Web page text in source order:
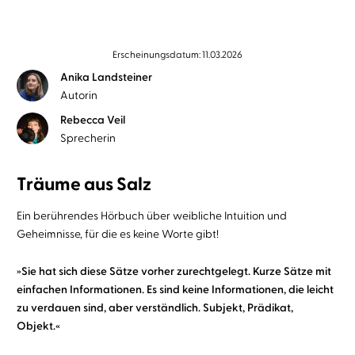
Erscheinungsdatum: 11.03.2026
Anika Landsteiner
Autorin
Rebecca Veil
Sprecherin
Träume aus Salz
Ein berührendes Hörbuch über weibliche Intuition und
Geheimnisse, für die es keine Worte gibt!
»Sie hat sich diese Sätze vorher zurechtgelegt. Kurze Sätze mit
einfachen Informationen. Es sind keine Informationen, die leicht
zu verdauen sind, aber verständlich. Subjekt, Prädikat,
Objekt.«